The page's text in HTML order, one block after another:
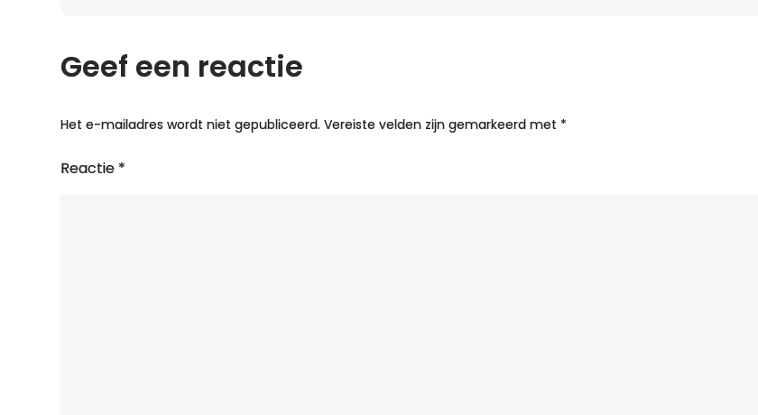
Geef een reactie
Het e-mailadres wordt niet gepubliceerd. Vereiste velden zijn gemarkeerd met *
Reactie *